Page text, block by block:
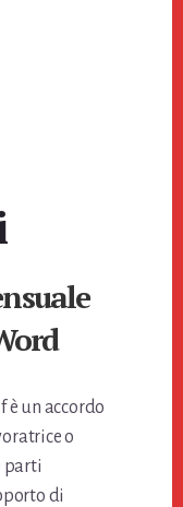
è un accordo
o
parti
di